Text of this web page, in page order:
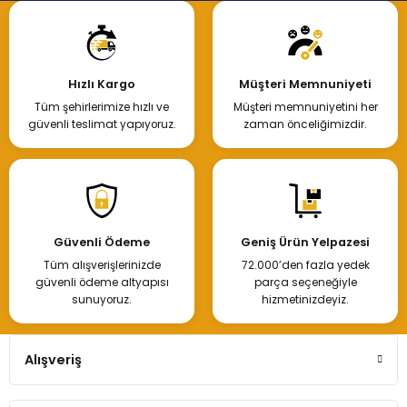
Hızlı Kargo
Tüm şehirlerimize hızlı ve
güvenli teslimat yapıyoruz.
Müşteri Memnuniyeti
Müşteri memnuniyetini her
zaman önceliğimizdir.
Güvenli Ödeme
Tüm alışverişlerinizde
güvenli ödeme altyapısı
sunuyoruz.
Geniş Ürün Yelpazesi
72.000’den fazla yedek
parça seçeneğiyle
hizmetinizdeyiz.
Alışveriş